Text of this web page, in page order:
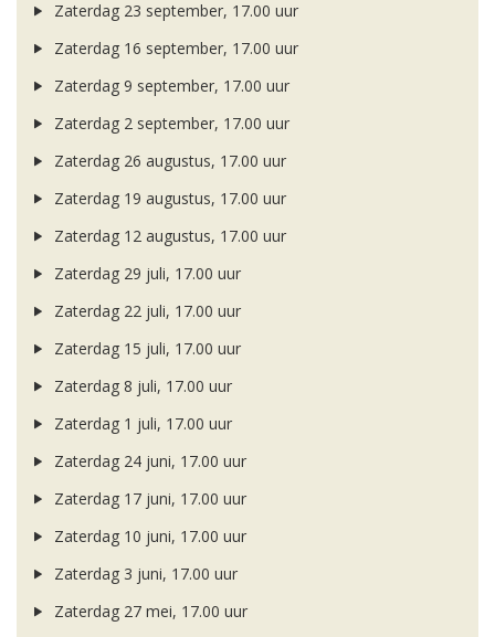
Zaterdag 23 september, 17.00 uur
Zaterdag 16 september, 17.00 uur
Zaterdag 9 september, 17.00 uur
Zaterdag 2 september, 17.00 uur
Zaterdag 26 augustus, 17.00 uur
Zaterdag 19 augustus, 17.00 uur
Zaterdag 12 augustus, 17.00 uur
Zaterdag 29 juli, 17.00 uur
Zaterdag 22 juli, 17.00 uur
Zaterdag 15 juli, 17.00 uur
Zaterdag 8 juli, 17.00 uur
Zaterdag 1 juli, 17.00 uur
Zaterdag 24 juni, 17.00 uur
Zaterdag 17 juni, 17.00 uur
Zaterdag 10 juni, 17.00 uur
Zaterdag 3 juni, 17.00 uur
Zaterdag 27 mei, 17.00 uur